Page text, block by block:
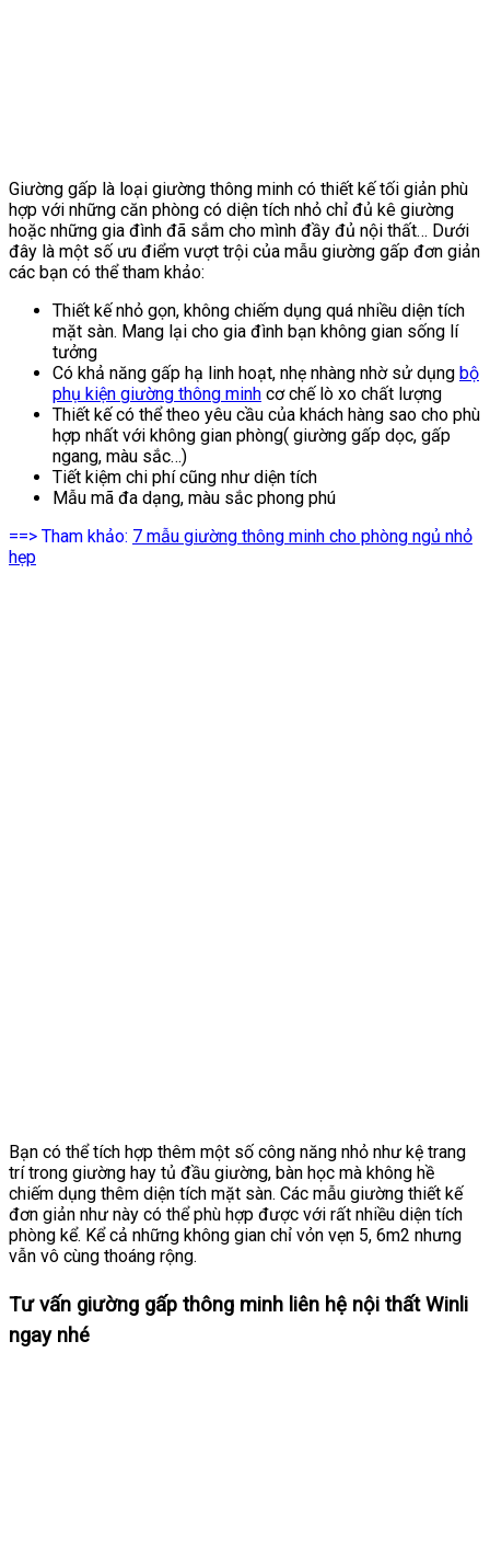
Giường gấp là loại giường thông minh có thiết kế tối giản phù
hợp với những căn phòng có diện tích nhỏ chỉ đủ kê giường
hoặc những gia đình đã sắm cho mình đầy đủ nội thất… Dưới
đây là một số ưu điểm vượt trội của mẫu giường gấp đơn giản
các bạn có thể tham khảo:
Thiết kế nhỏ gọn, không chiếm dụng quá nhiều diện tích
mặt sàn. Mang lại cho gia đình bạn không gian sống lí
tưởng
Có khả năng gấp hạ linh hoạt, nhẹ nhàng nhờ sử dụng bộ
phụ kiện giường thông minh cơ chế lò xo chất lượng
Thiết kế có thể theo yêu cầu của khách hàng sao cho phù
hợp nhất với không gian phòng( giường gấp dọc, gấp
ngang, màu sắc…)
Tiết kiệm chi phí cũng như diện tích
Mẫu mã đa dạng, màu sắc phong phú
==> Tham khảo: 7 mẫu giường thông minh cho phòng ngủ nhỏ
hẹp
Bạn có thể tích hợp thêm một số công năng nhỏ như kệ trang
trí trong giường hay tủ đầu giường, bàn học mà không hề
chiếm dụng thêm diện tích mặt sàn. Các mẫu giường thiết kế
đơn giản như này có thể phù hợp được với rất nhiều diện tích
phòng kể. Kể cả những không gian chỉ vỏn vẹn 5, 6m2 nhưng
vẫn vô cùng thoáng rộng.
Tư vấn giường gấp thông minh liên hệ nội thất Winli
ngay nhé